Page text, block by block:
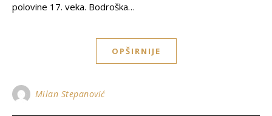
polovine 17. veka. Bodroška…
OPŠIRNIJE
Milan Stepanović